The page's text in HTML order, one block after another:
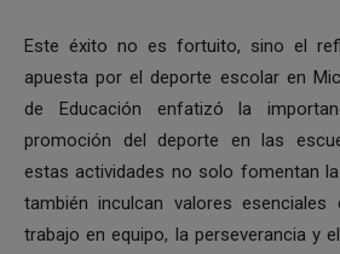
Este éxito no es fortuito, sino el
apuesta por el deporte escolar en
de Educación enfatizó la
promoción del deporte en las
estas actividades no solo fomentan
también inculcan valores esenciales
trabajo en equipo, la perseverancia y